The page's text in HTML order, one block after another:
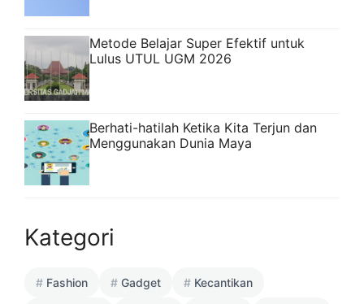
Metode Belajar Super Efektif untuk
Lulus UTUL UGM 2026
Berhati-hatilah Ketika Kita Terjun dan
Menggunakan Dunia Maya
Kategori
Fashion Gadget Kecantikan